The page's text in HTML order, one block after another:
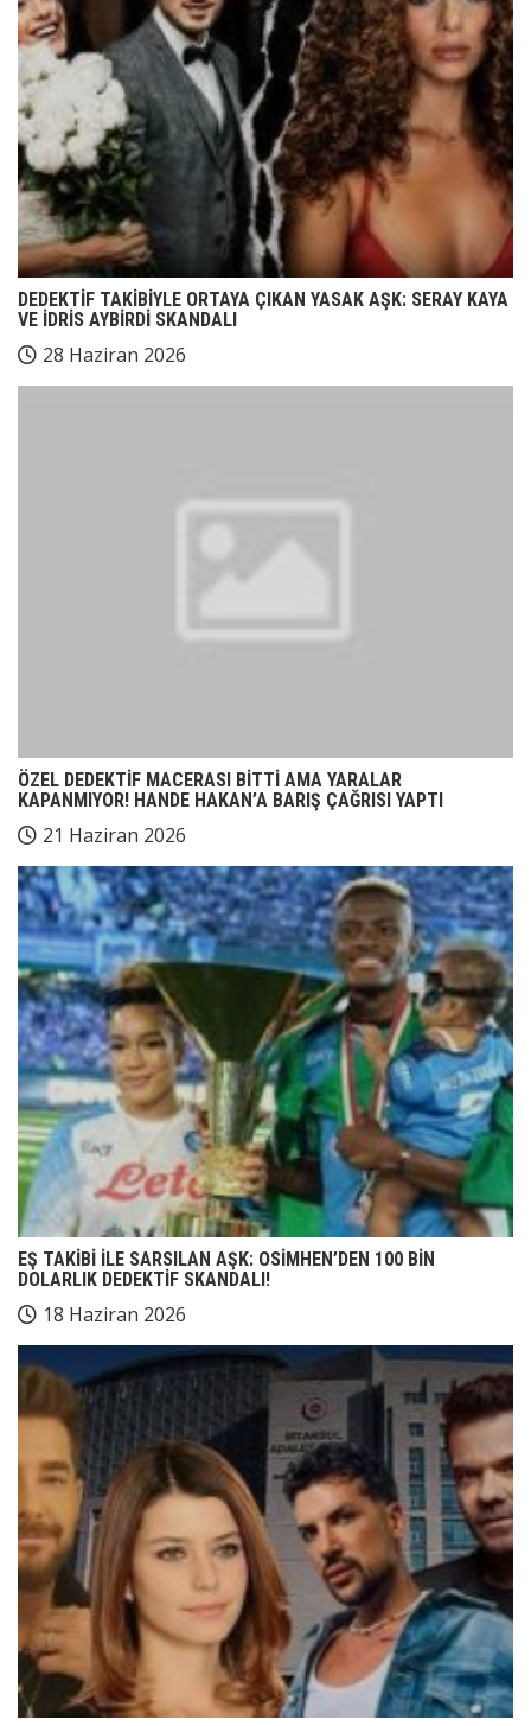
DEDEKTİF TAKİBİYLE ORTAYA ÇIKAN YASAK AŞK: SERAY KAYA
VE İDRİS AYBİRDİ SKANDALI
28 Haziran 2026
ÖZEL DEDEKTİF MACERASI BİTTİ AMA YARALAR
KAPANMIYOR! HANDE HAKAN’A BARIŞ ÇAĞRISI YAPTI
21 Haziran 2026
EŞ TAKİBİ İLE SARSILAN AŞK: OSİMHEN’DEN 100 BİN
DOLARLIK DEDEKTİF SKANDALI!
18 Haziran 2026